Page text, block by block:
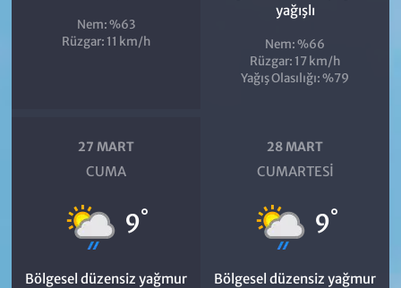
Nem: %63
Rüzgar: 11 km/h
yağışlı
Nem: %66
Rüzgar: 17 km/h
Yağış Olasılığı: %79
27 MART
CUMA
9°
Bölgesel düzensiz yağmur
28 MART
CUMARTESI
9°
Bölgesel düzensiz yağmur